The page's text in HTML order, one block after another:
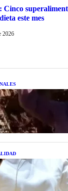
este mes
2026
asegura haber
cuerpo a
creada por una
el estrés